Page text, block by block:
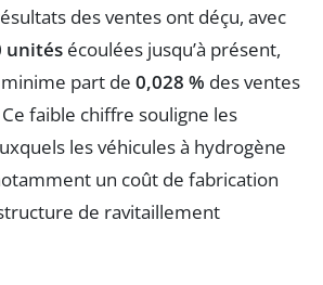
des ventes ont déçu, avec
unités écoulées jusqu’à présent,
part de 0,028 % des ventes
faible chiffre souligne les
les véhicules à hydrogène
un coût de fabrication
de ravitaillement